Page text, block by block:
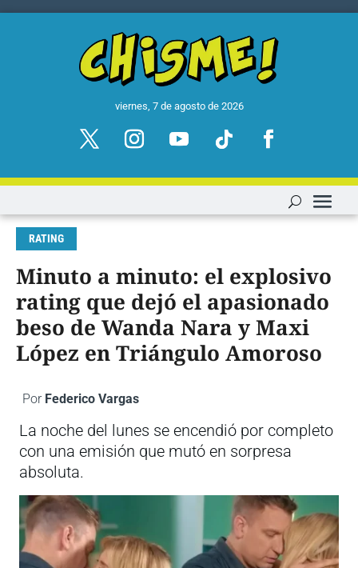
viernes, 7 de agosto de 2026
RATING
Minuto a minuto: el explosivo
rating que dejó el apasionado
beso de Wanda Nara y Maxi
López en Triángulo Amoroso
Por Federico Vargas
La noche del lunes se encendió por completo
con una emisión que mutó en sorpresa
absoluta.